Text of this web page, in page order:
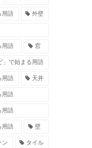
用語 外壁
用語 窓
」で始まる用語
用語 天井
用語
用語
用語 壁
ン タイル